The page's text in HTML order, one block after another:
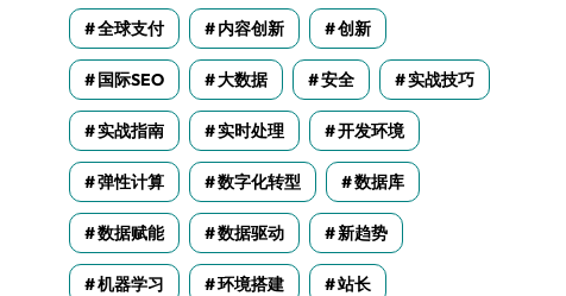
全球支付 内容创新 创新
国际SEO 大数据 安全 实战技巧
实战指南 实时处理 开发环境
弹性计算 数字化转型 数据库
数据赋能 数据驱动 新趋势
机器学习 环境搭建 站长